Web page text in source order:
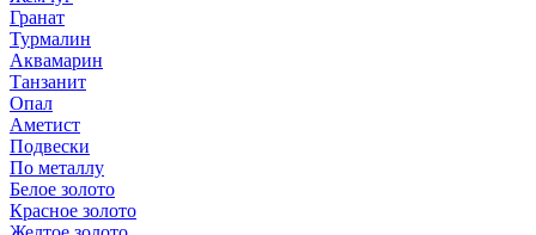
Гранат
Турмалин
Аквамарин
Танзанит
Опал
Аметист
Подвески
По металлу
Белое золото
Красное золото